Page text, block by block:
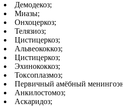
Демодекоз;
Миазы;
Онхоцеркоз;
Телязиоз;
Цистицеркоз;
Альвеококкоз;
Цистицеркоз;
Эхинококкоз;
Токсоплазмоз;
Первичный амёбный
Анкилостомоз;
Аскаридоз;